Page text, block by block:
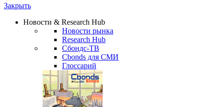
Watchlist
Сбондс Люди
Новости & Research Hub
Новости рынка
Research Hub
Сбондс-ТВ
Cbonds для СМИ
Глоссарий